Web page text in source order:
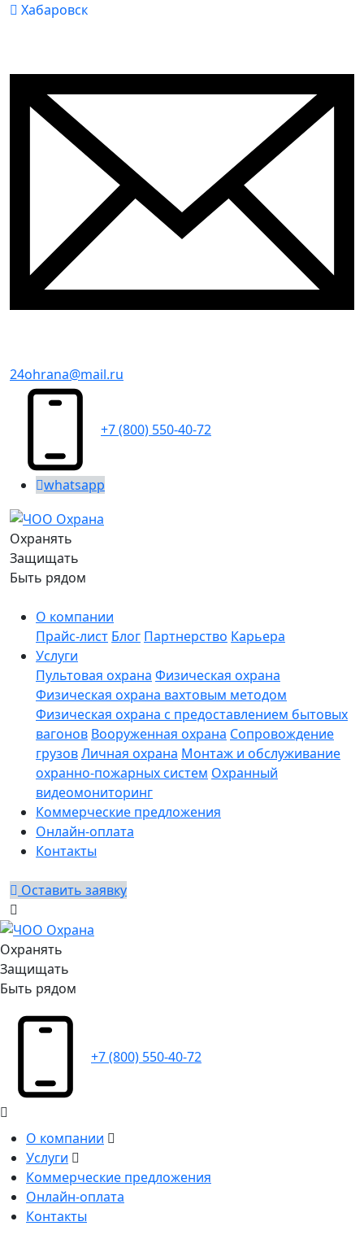
Хабаровск
24ohrana@mail.ru
+7 (800) 550-40-72
whatsapp
Охранять
Защищать
Быть рядом
О компании
Прайс-лист Блог Партнерство Карьера
Услуги
Пультовая охрана Физическая охрана
Физическая охрана вахтовым методом
Физическая охрана с предоставлением бытовых
вагонов Вооруженная охрана Сопровождение
грузовЛичная охрана Монтаж и обслуживание
охранно-пожарных систем Охранный
видеомониторинг
Коммерческие предложения
Онлайн-оплата
Контакты
Оставить заявку
Охранять
Защищать
Быть рядом
+7 (800) 550-40-72
О компании
Услуги
Коммерческие предложения
Онлайн-оплата
Контакты